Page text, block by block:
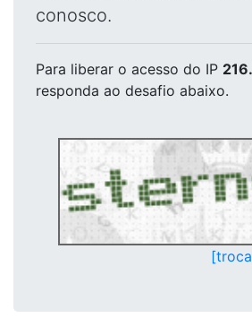
conosco.
Para liberar o acesso do IP
responda ao desafio abaixo.